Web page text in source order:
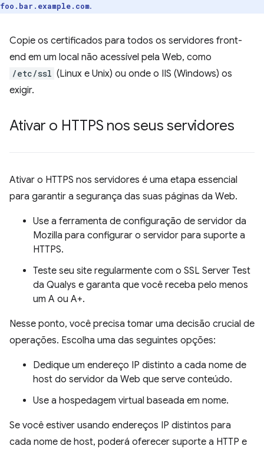
foo.bar.example.com.
Copie os certificados para todos os servidores front-
end em um local não acessível pela Web, como
/etc/ssl (Linux e Unix) ou onde o IIS (Windows) os
exigir.
Ativar o HTTPS nos seus servidores
Ativar o HTTPS nos servidores é uma etapa essencial
para garantir a segurança das suas páginas da Web.
Use a ferramenta de configuração de servidor da
Mozilla para configurar o servidor para suporte a
HTTPS.
Teste seu site regularmente com o SSL Server Test
da Qualys e garanta que você receba pelo menos
um A ou A+.
Nesse ponto, você precisa tomar uma decisão crucial de
operações. Escolha uma das seguintes opções:
Dedique um endereço IP distinto a cada nome de
host do servidor da Web que serve conteúdo.
Use a hospedagem virtual baseada em nome.
Se você estiver usando endereços IP distintos para
cada nome de host, poderá oferecer suporte a HTTP e